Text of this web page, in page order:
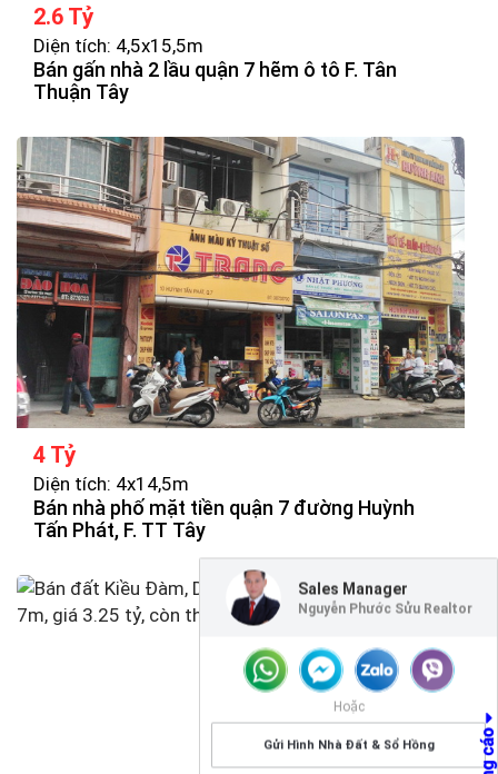
Sales Manager
Nguyễn Phước Sửu Realtor
Hoặc
Gửi Hình Nhà Đất & Sổ Hồng
2.6 Tỷ
Diện tích: 4,5x15,5m
Bán gấn nhà 2 lầu quận 7 hẽm ô tô F. Tân
Thuận Tây
4 Tỷ
Diện tích: 4x14,5m
Bán nhà phố mặt tiền quận 7 đường Huỳnh
Tấn Phát, F. TT Tây